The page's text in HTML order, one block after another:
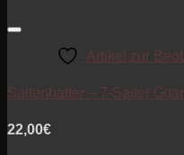
Artikel zur
Saitenhalter – 7-Saiter
22,00€